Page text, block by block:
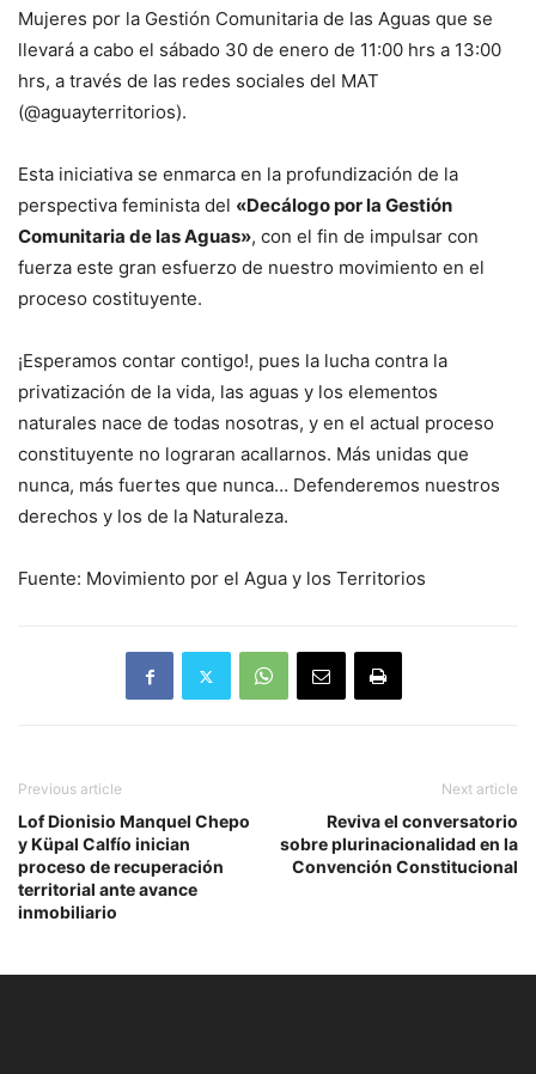
Mujeres por la Gestión Comunitaria de las Aguas que se
llevará a cabo el sábado 30 de enero de 11:00 hrs a 13:00
hrs, a través de las redes sociales del MAT
(@aguayterritorios).
Esta iniciativa se enmarca en la profundización de la
perspectiva feminista del «Decálogo por la Gestión
Comunitaria de las Aguas», con el fin de impulsar con
fuerza este gran esfuerzo de nuestro movimiento en el
proceso costituyente.
¡Esperamos contar contigo!, pues la lucha contra la
privatización de la vida, las aguas y los elementos
naturales nace de todas nosotras, y en el actual proceso
constituyente no lograran acallarnos. Más unidas que
nunca, más fuertes que nunca… Defenderemos nuestros
derechos y los de la Naturaleza.
Fuente: Movimiento por el Agua y los Territorios
Previous article
Lof Dionisio Manquel Chepo
y Küpal Calfío inician
proceso de recuperación
territorial ante avance
inmobiliario
Next article
Reviva el conversatorio
sobre plurinacionalidad en la
Convención Constitucional